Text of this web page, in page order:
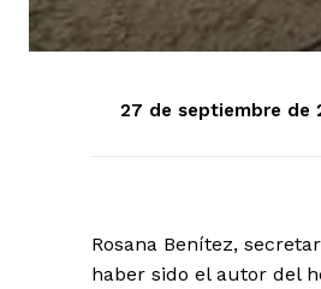
27 de septiembre de
Rosana Benítez,
haber sido el autor del